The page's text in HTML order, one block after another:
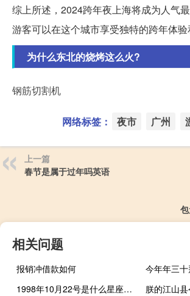
综上所述，2024跨年夜上海将成为人气
游客可以在这个城市享受独特的跨年体验
为什么东北的烧烤这么火?
钢筋切割机
网络标签： 夜市 广州
上一篇
春节是属于过年吗英语
相关问题
报销冲借款如何
今年年三
1998年10月22号是什么星座（10月22号是什么星座）
朕的江山